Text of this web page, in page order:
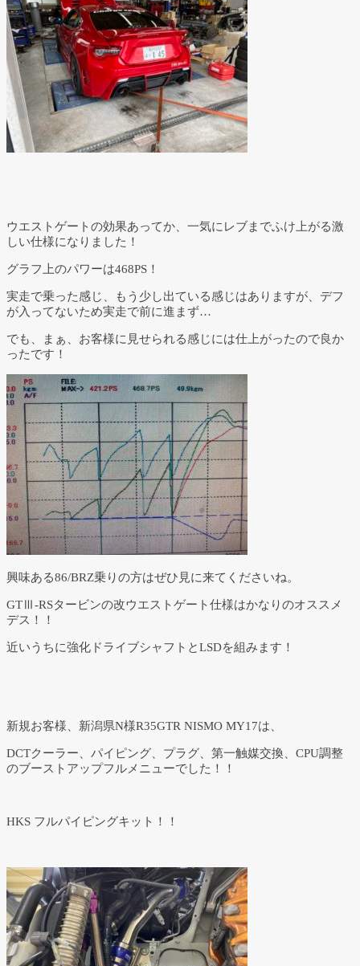
ウエストゲートの効果あってか、一気にレブまでふけ上がる激
しい仕様になりました！
グラフ上のパワーは468PS！
実走で乗った感じ、もう少し出ている感じはありますが、デフ
が入ってないため実走で前に進まず…
でも、まぁ、お客様に見せられる感じには仕上がったので良か
ったです！
興味ある86/BRZ乗りの方はぜひ見に来てくださいね。
GTⅢ-RSタービンの改ウエストゲート仕様はかなりのオススメ
デス！！
近いうちに強化ドライブシャフトとLSDを組みます！
新規お客様、新潟県N様R35GTR NISMO MY17は、
DCTクーラー、パイピング、プラグ、第一触媒交換、CPU調整
のブーストアップフルメニューでした！！
HKS フルパイピングキット！！